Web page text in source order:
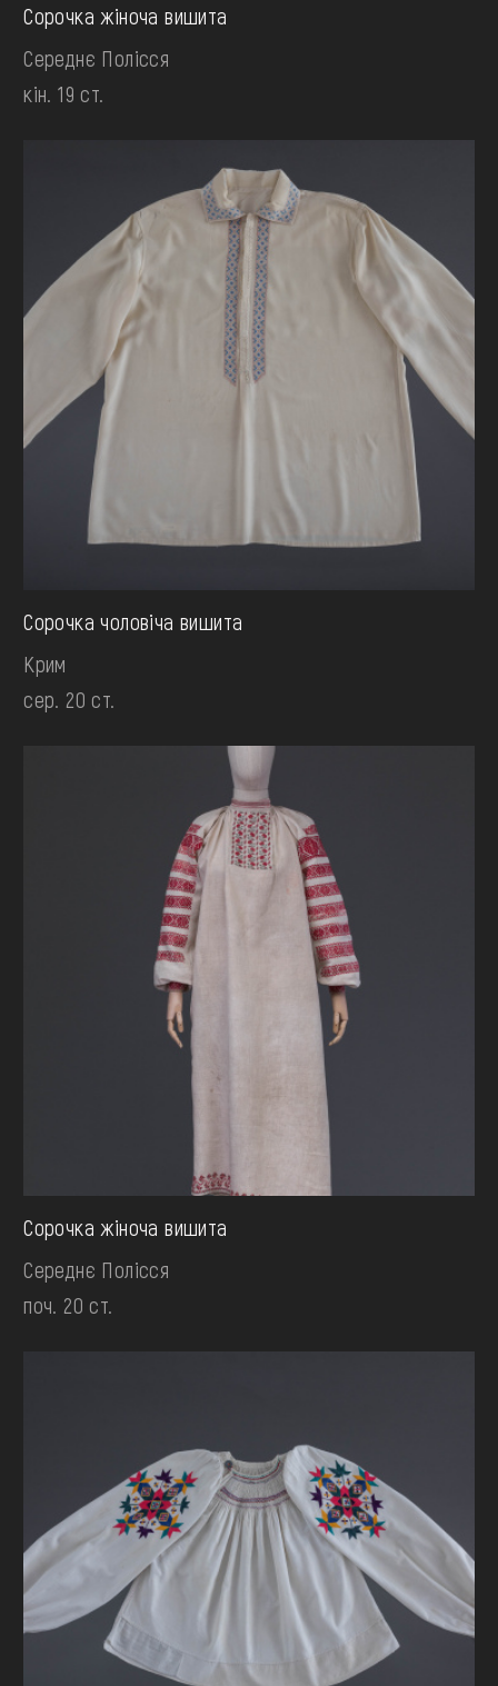
Сорочка жіноча вишита
Середнє Полісся
кін. 19 ст.
Сорочка чоловіча вишита
Крим
сер. 20 ст.
Сорочка жіноча вишита
Середнє Полісся
поч. 20 ст.